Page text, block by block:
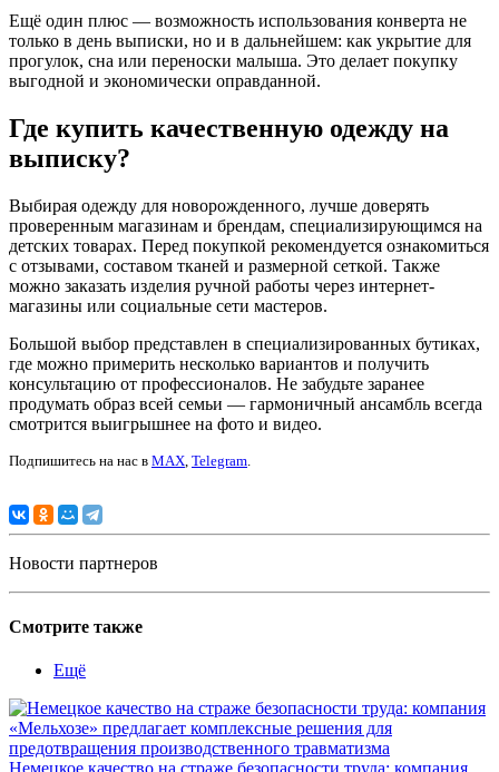
Ещё один плюс — возможность использования конверта не
только в день выписки, но и в дальнейшем: как укрытие для
прогулок, сна или переноски малыша. Это делает покупку
выгодной и экономически оправданной.
Где купить качественную одежду на
выписку?
Выбирая одежду для новорожденного, лучше доверять
проверенным магазинам и брендам, специализирующимся на
детских товарах. Перед покупкой рекомендуется ознакомиться
с отзывами, составом тканей и размерной сеткой. Также
можно заказать изделия ручной работы через интернет-
магазины или социальные сети мастеров.
Большой выбор представлен в специализированных бутиках,
где можно примерить несколько вариантов и получить
консультацию от профессионалов. Не забудьте заранее
продумать образ всей семьи — гармоничный ансамбль всегда
смотрится выигрышнее на фото и видео.
Подпишитесь на нас в MAX Telegram
Новости партнеров
Смотрите также
Ещё